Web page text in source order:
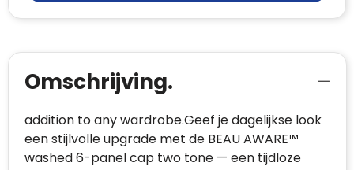
Omschrijving.
addition to any wardrobe.Geef je dagelijkse look
een stijlvolle upgrade met de BEAU AWARE™
washed 6-panel cap two tone — een tijdloze